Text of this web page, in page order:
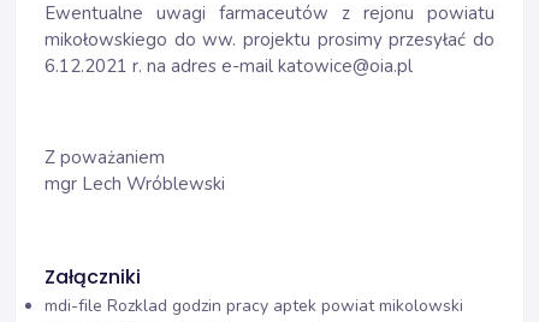
Ewentualne uwagi farmaceutów z rejonu powiatu
mikołowskiego do ww. projektu prosimy przesyłać do
6.12.2021 r. na adres e-mail katowice@oia.pl
Z poważaniem
mgr Lech Wróblewski
Załączniki
mdi-file Rozklad godzin pracy aptek powiat mikolowski